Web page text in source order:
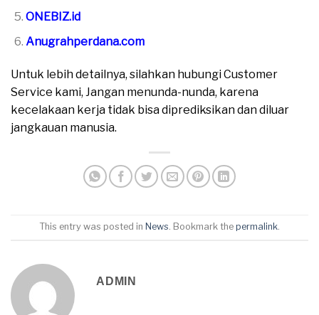
ONEBIZ.id
Anugrahperdana.com
Untuk lebih detailnya, silahkan hubungi Customer
Service kami, Jangan menunda-nunda, karena
kecelakaan kerja tidak bisa diprediksikan dan diluar
jangkauan manusia.
This entry was posted in News. Bookmark the permalink.
ADMIN